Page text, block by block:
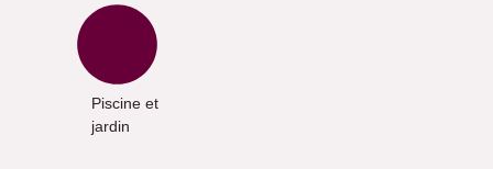
Piscine et
jardin